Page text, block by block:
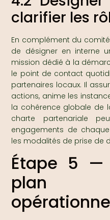
clarifier les
En complément du
de désigner en interne
mission dédié à la
le point de contact
partenaires locaux. Il
actions, anime les
la cohérence globale de
charte partenariale
engagements de
les modalités de prise de
Étape 5 —
plan